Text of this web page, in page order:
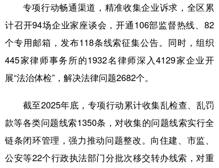
四川 贵州 云南 西藏
新疆 内蒙古 黑龙江
Русский язык 日本語 한국어
Deutsch Português
专项行动畅通渠道，精准收集企业诉求，全区累
计召开94场企业家座谈会，开通106部监督热线、82
个专用邮箱，发布118条线索征集公告。同时，组织
445家律师事务所的1932名律师深入4129家企业开
展“法治体检”，解决法律问题2682个。
截至2025年底，专项行动累计收集乱检查、乱罚
款等各类问题线索1350条，对收集的问题线索实行全
链条闭环管理，强力推动问题整改。向住建、市监、
公安等22个行政执法部门分批次移交转办线索，对重